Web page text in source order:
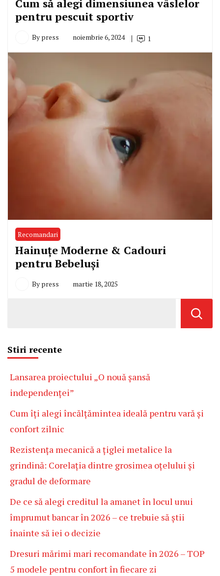
Cum să alegi dimensiunea vâslelor
pentru pescuit sportiv
By press noiembrie 6, 2024 1
Recomandari
Hainuțe Moderne & Cadouri
pentru Bebeluși
By press martie 18, 2025
Stiri recente
Lansarea proiectului „O nouă șansă
independenței”
Cum îți alegi încălțămintea ideală pentru vară și
confort zilnic
Rezistența mecanică a țiglei metalice la
grindină: Corelația dintre grosimea oțelului și
gradul de deformare
De ce să alegi creditul la amanet în locul unui
împrumut bancar în 2026 – ce trebuie să știi
înainte să iei o decizie
Dresuri mărimi mari recomandate în 2026 – TOP
5 modele pentru confort în fiecare zi